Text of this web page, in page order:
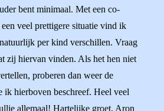
bent minimaal. Met een co-
veel prettigere situatie vind ik
per kind verschillen. Vraag
zij hiervan vinden. Als het hen niet
proberen dan weer de
ik hierboven beschreef. Heel veel
allemaal! Hartelijke groet, Aron